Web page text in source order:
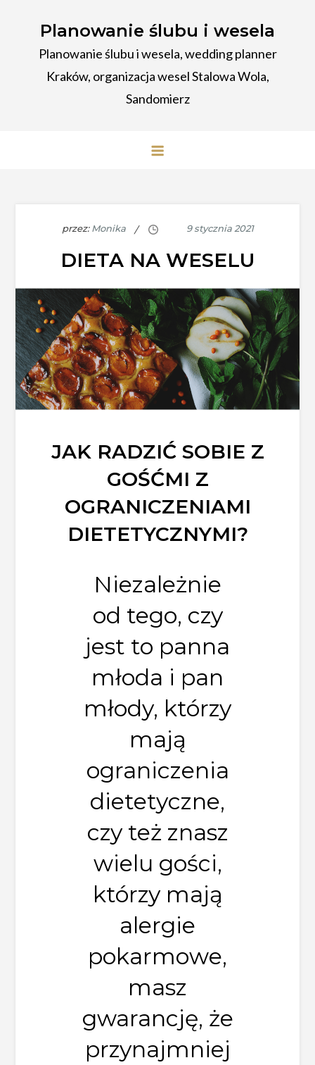
Planowanie ślubu i wesela
Planowanie ślubu i wesela, wedding planner
Kraków, organizacja wesel Stalowa Wola,
Sandomierz
przez:Monika
DIETA NA WESELU
JAK RADZIĆ SOBIE Z
GOŚĆMI Z
OGRANICZENIAMI
DIETETYCZNYMI?
Niezależnie
od tego, czy
jest to panna
młoda i pan
młody, którzy
mają
ograniczenia
dietetyczne,
czy też znasz
wielu gości,
którzy mają
alergie
pokarmowe,
masz
gwarancję, że
przynajmniej